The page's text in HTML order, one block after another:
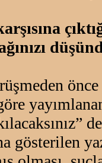
gösterilen